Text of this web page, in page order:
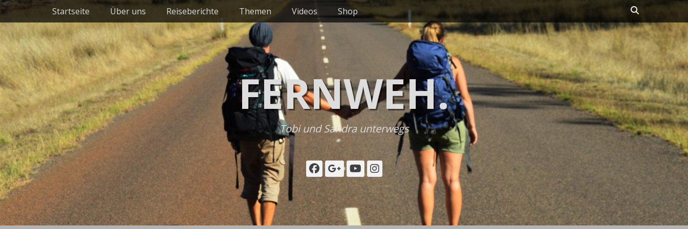
Zum
Inhalt
springen
Primäres Menü
Startseite Über uns Reiseberichte Themen Videos Shop Suchen
FERNWEH.
Tobi und Sandra unterwegs
Facebook
Googleplus
YouTube
Instagram